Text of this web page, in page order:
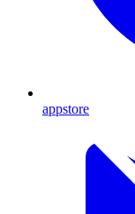
appstore